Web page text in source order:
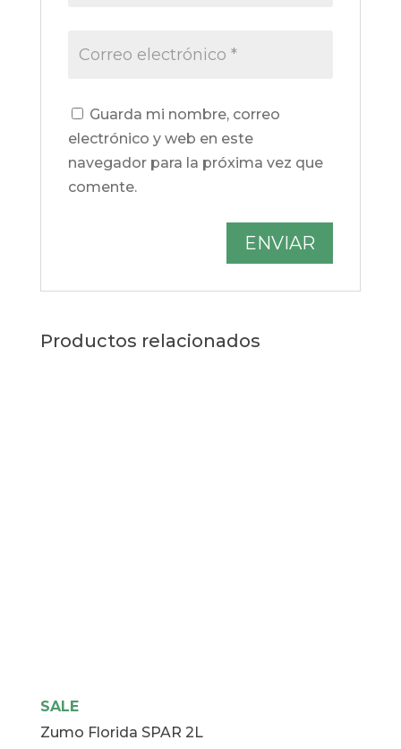
Guarda mi nombre, correo
electrónico y web en este
navegador para la próxima vez que
comente.
Productos relacionados
SALE
Zumo Florida SPAR 2L